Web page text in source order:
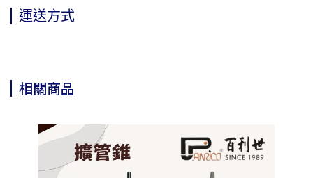
運送方式
相關商品